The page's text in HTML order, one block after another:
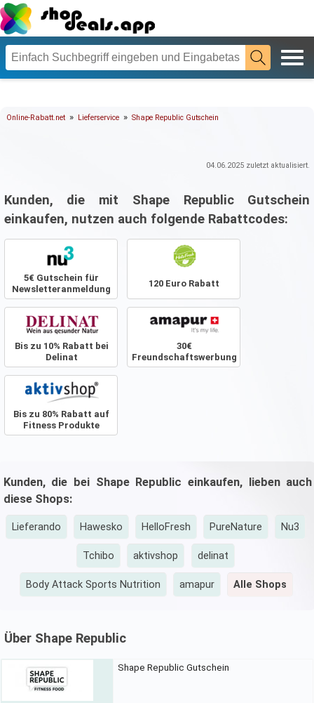
Online-Rabatt.net » Lieferservice » Shape Republic Gutschein
04.06.2025 zuletzt aktualisiert.
Kunden, die mit Shape Republic Gutschein
einkaufen, nutzen auch folgende Rabattcodes:
5€ Gutschein für
Newsletteranmeldung
120 Euro Rabatt
Bis zu 10% Rabatt bei
Delinat
30€
Freundschaftswerbung
Bis zu 80% Rabatt auf
Fitness Produkte
Kunden, die bei Shape Republic einkaufen, lieben auch
diese Shops:
Lieferando Hawesko HelloFresh PureNature Nu3
Tchibo aktivshop delinat
Body Attack Sports Nutrition amapur Alle Shops
Über Shape Republic
Shape Republic Gutschein